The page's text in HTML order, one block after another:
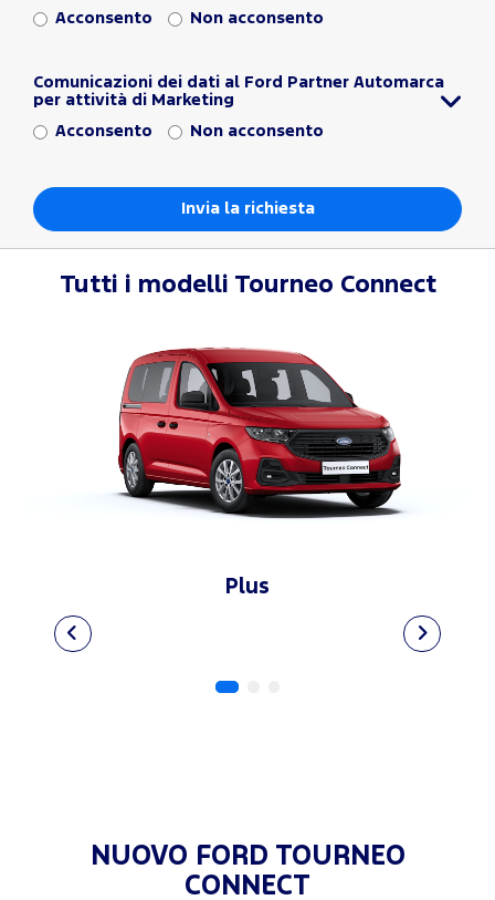
Acconsento Non acconsento
Comunicazioni dei dati al Ford Partner Automarca
per attività di Marketing
Acconsento Non acconsento
Tutti i modelli Tourneo Connect
Plus
NUOVO FORD TOURNEO
CONNECT